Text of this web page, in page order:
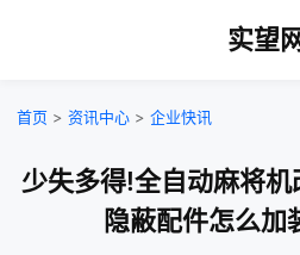
实望
首页 > 资讯中心 > 企业快讯
少失多得!全自动麻将
隐蔽配件怎么加